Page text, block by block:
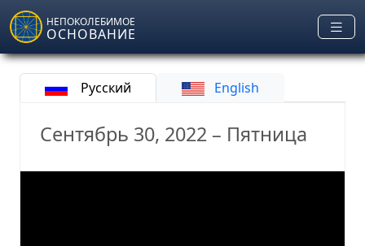
Skip to main content
НЕПОКОЛЕБИМОЕ
ОСНОВАНИЕ
Русский English
Сентябрь 30, 2022 – Пятница